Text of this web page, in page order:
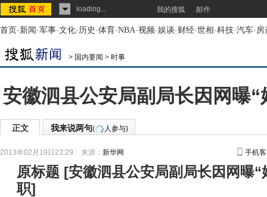
loading... 我的搜狐 邮件
首页-新闻-军事-文化-历史-体育-NBA-视频-娱谈-财经-世相-科技-汽车-房
> 国内要闻 > 时事
安徽泗县公安局副局长因网曝
正文 我来说两句( 人参与)
2013年02月19日23:29 来源： 新华网 手机
原标题 [安徽泗县公安局副局长因网曝
职]